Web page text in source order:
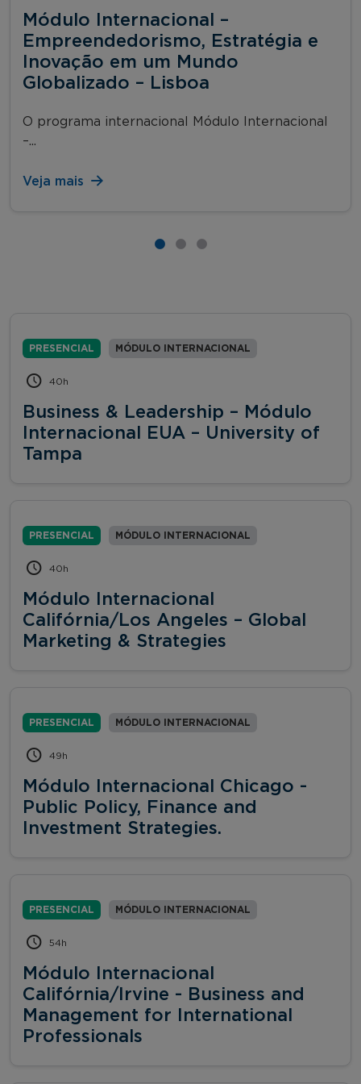
Módulo Internacional –
Empreendedorismo, Estratégia e
Inovação em um Mundo
Globalizado – Lisboa
O programa internacional Módulo Internacional
–...
Veja mais
PRESENCIAL MÓDULO INTERNACIONAL
40h
Business & Leadership – Módulo
Internacional EUA – University of
Tampa
PRESENCIAL MÓDULO INTERNACIONAL
40h
Módulo Internacional
Califórnia/Los Angeles – Global
Marketing & Strategies
PRESENCIAL MÓDULO INTERNACIONAL
49h
Módulo Internacional Chicago -
Public Policy, Finance and
Investment Strategies.
PRESENCIAL MÓDULO INTERNACIONAL
54h
Módulo Internacional
Califórnia/Irvine - Business and
Management for International
Professionals